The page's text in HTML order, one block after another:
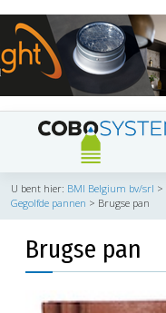
U bent hier: BMI Belgium bv/srl >
Gegolfde pannen > Brugse pan
Brugse pan